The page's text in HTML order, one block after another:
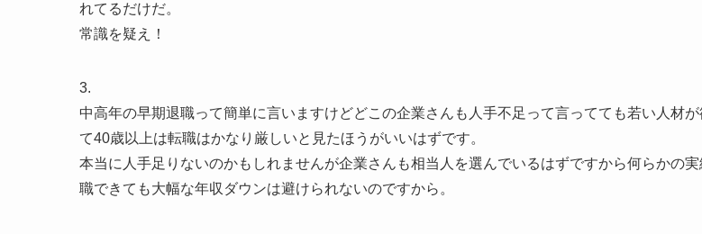
れてるだけだ。
常識を疑え！
3.
中高年の早期退職って簡単に言いますけどどこの企業さんも人手不足って言ってても若い人材
て40歳以上は転職はかなり厳しいと見たほうがいいはずです。
本当に人手足りないのかもしれませんが企業さんも相当人を選んでいるはずですから何らかの
職できても大幅な年収ダウンは避けられないのですから。